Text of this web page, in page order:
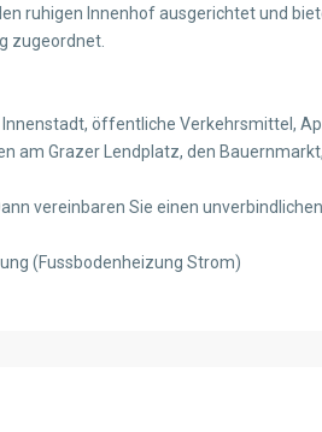
ruhigen Innenhof ausgerichtet und
zugeordnet.
öffentliche Verkehrsmittel,
am Grazer Lendplatz, den
vereinbaren Sie einen
(Fussbodenheizung Strom)